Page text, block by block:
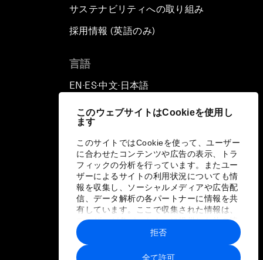
このウェブサイトはCookieを使用し
ます
このサイトではCookieを使って、ユーザー
に合わせたコンテンツや広告の表示、トラ
フィックの分析を行っています。またユー
ザーによるサイトの利用状況についても情
報を収集し、ソーシャルメディアや広告配
信、データ解析の各パートナーに情報を共
有しています。ここで収集された情報は、
ユーザーが各パートナーに提供した他の情
報や各パートナーのサービスを使用した際
に収集された情報と組み合わされ、各パー
トナーによって使用されることがありま
全て許可
拒否
Human vs Machine: The
Effectively Fight Cybercrime?
Jeremy Lin
Pandemics and Big Data:
Disrupting Transmissible
Diseases
China's Millennials
China's Global Ambitions
サステナビリティへの取り組み
採用情報 (英語のみ)
言語
EN ▪ES▪中文▪ 日本語